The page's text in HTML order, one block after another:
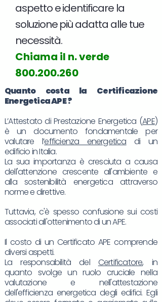
aspetto e identificare la
soluzione più adatta alle tue
necessità.
Chiama il n. verde
800.200.260
Quanto costa la Certificazione
EnergeticaAPE?
L’Attestato di Prestazione Energetica (APE)
è un documento fondamentale per
valutare l’efficienza energetica di un
edificio in Italia.
La sua importanza è cresciuta a causa
dell'attenzione crescente all'ambiente e
alla sostenibilità energetica attraverso
norme e direttive.
Tuttavia, c'è spesso confusione sui costi
associati all'ottenimento di un APE.
Il costo di un Certificato APE comprende
diversi aspetti.
La responsabilità del Certificatore, in
quanto svolge un ruolo cruciale nella
valutazione e nell'attestazione
dell'efficienza energetica degli edifici. Egli